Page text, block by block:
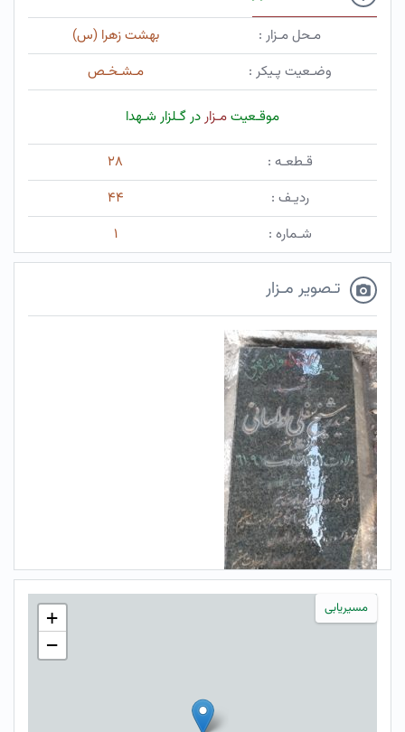
مـحل مـزار :
بهشت زهرا (س)
وضـعیت پـیکر :
مـشـخـص
موقـعیتمـزاردر گـلزار شـهدا
قـطعـه :
۲۸
ردیـف :
۴۴
شـماره :
۱
تـصویر مـزار
مسیریابی
+
−